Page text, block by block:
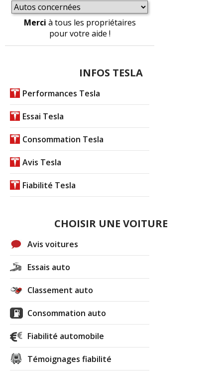
Merci à tous les propriétaires
pour votre aide !
INFOS TESLA
Performances Tesla
Essai Tesla
Consommation Tesla
Avis Tesla
Fiabilité Tesla
CHOISIR UNE VOITURE
Avis voitures
Essais auto
Classement auto
Consommation auto
Fiabilité automobile
Témoignages fiabilité